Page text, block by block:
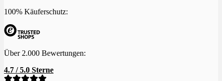
100% Käuferschutz:
Über 2.000 Bewertungen:
4.7 / 5.0 Sterne